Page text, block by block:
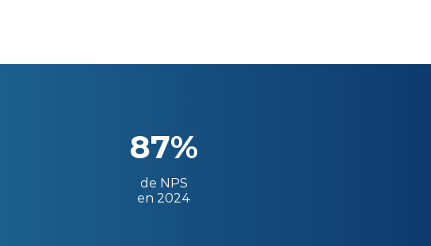
87%
de NPS
en 2024